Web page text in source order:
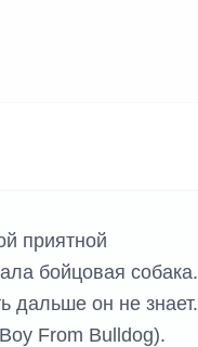
приятной
бойцовая собака.
дальше он не знает.
From Bulldog).